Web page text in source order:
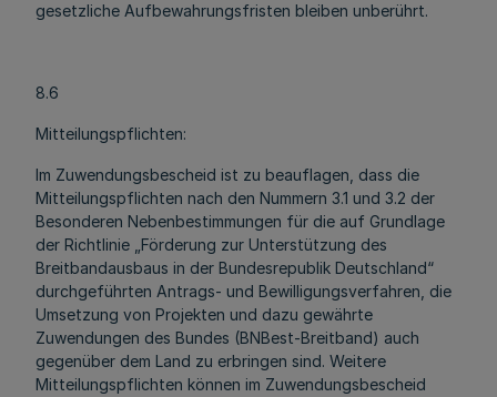
gesetzliche Aufbewahrungsfristen bleiben unberührt.
8.6
Mitteilungspflichten:
Im Zuwendungsbescheid ist zu beauflagen, dass die
Mitteilungspflichten nach den Nummern 3.1 und 3.2 der
Besonderen Nebenbestimmungen für die auf Grundlage
der Richtlinie „Förderung zur Unterstützung des
Breitbandausbaus in der Bundesrepublik Deutschland“
durchgeführten Antrags- und Bewilligungsverfahren, die
Umsetzung von Projekten und dazu gewährte
Zuwendungen des Bundes (BNBest-Breitband) auch
gegenüber dem Land zu erbringen sind. Weitere
Mitteilungspflichten können im Zuwendungsbescheid